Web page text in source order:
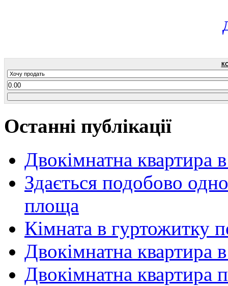
Останні публікації
Двокімнатна квартира
Здається подобово
площа
Кімната в гуртожитку
Двокімнатна квартира
Двокімнатна квартира